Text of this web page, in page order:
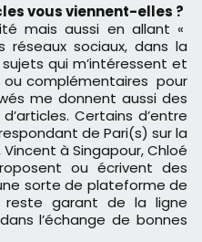
vous viennent-elles ?
mais aussi en allant «
réseaux sociaux, dans la
qui m’intéressent et
complémentaires pour
me donnent aussi des
Certains d’entre
de Pari(s) sur la
à Singapour, Chloé
ou écrivent des
sorte de plateforme de
reste garant de la ligne
l’échange de bonnes